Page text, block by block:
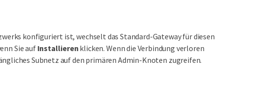
konfiguriert ist, wechselt das Standard-Gateway für diesen
Sie auf Installieren klicken. Wenn die Verbindung verloren
Subnetz auf den primären Admin-Knoten zugreifen.